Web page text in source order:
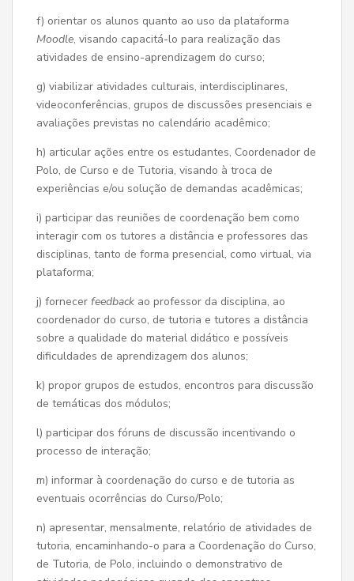
f) orientar os alunos quanto ao uso da plataforma
Moodle, visando capacitá-lo para realização das
atividades de ensino-aprendizagem do curso;
g) viabilizar atividades culturais, interdisciplinares,
videoconferências, grupos de discussões presenciais e
avaliações previstas no calendário acadêmico;
h) articular ações entre os estudantes, Coordenador de
Polo, de Curso e de Tutoria, visando à troca de
experiências e/ou solução de demandas acadêmicas;
i) participar das reuniões de coordenação bem como
interagir com os tutores a distância e professores das
disciplinas, tanto de forma presencial, como virtual, via
plataforma;
j) fornecer feedback ao professor da disciplina, ao
coordenador do curso, de tutoria e tutores a distância
sobre a qualidade do material didático e possíveis
dificuldades de aprendizagem dos alunos;
k) propor grupos de estudos, encontros para discussão
de temáticas dos módulos;
l) participar dos fóruns de discussão incentivando o
processo de interação;
m) informar à coordenação do curso e de tutoria as
eventuais ocorrências do Curso/Polo;
n) apresentar, mensalmente, relatório de atividades de
tutoria, encaminhando-o para a Coordenação do Curso,
de Tutoria, de Polo, incluindo o demonstrativo de